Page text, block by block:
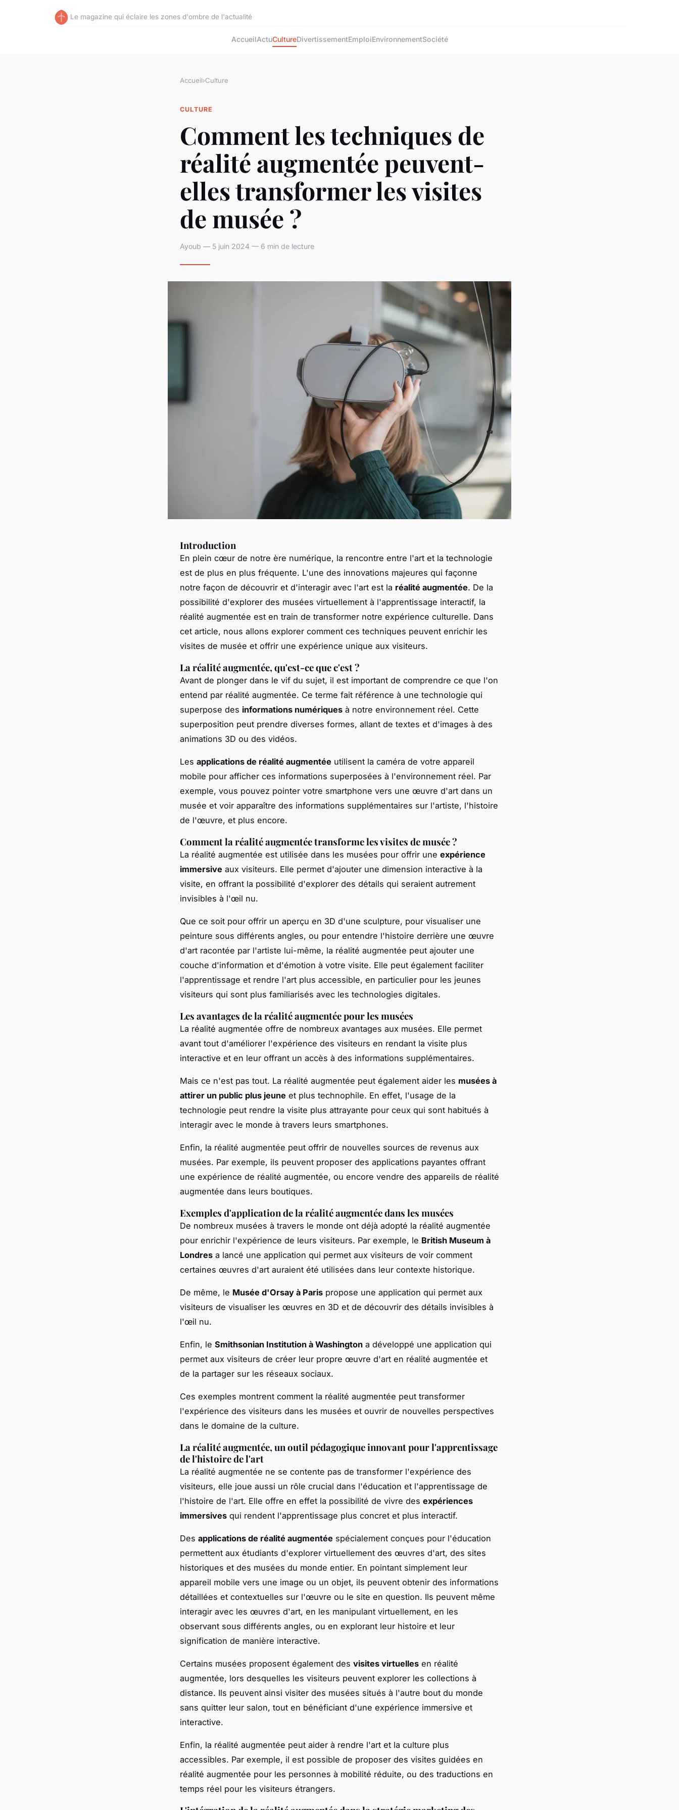
Le magazine qui éclaire les zones d'ombre de l'actualité
AccueilActuCultureDivertissementEmploiEnvironnementSociété
Accueil›Culture
CULTURE
Comment les techniques de
réalité augmentée peuvent-
elles transformer les visites
de musée ?
Ayoub — 5 juin 2024 — 6 min de lecture
Introduction
En plein cœur de notre ère numérique, la rencontre entre l'art et la technologie
est de plus en plus fréquente. L'une des innovations majeures qui façonne
notre façon de découvrir et d'interagir avec l'art est la réalité augmentée. De la
possibilité d'explorer des musées virtuellement à l'apprentissage interactif, la
réalité augmentée est en train de transformer notre expérience culturelle. Dans
cet article, nous allons explorer comment ces techniques peuvent enrichir les
visites de musée et offrir une expérience unique aux visiteurs.
La réalité augmentée, qu'est-ce que c'est ?
Avant de plonger dans le vif du sujet, il est important de comprendre ce que l'on
entend par réalité augmentée. Ce terme fait référence à une technologie qui
superpose des informations numériques à notre environnement réel. Cette
superposition peut prendre diverses formes, allant de textes et d'images à des
animations 3D ou des vidéos.
Les applications de réalité augmentée utilisent la caméra de votre appareil
mobile pour afficher ces informations superposées à l'environnement réel. Par
exemple, vous pouvez pointer votre smartphone vers une œuvre d'art dans un
musée et voir apparaître des informations supplémentaires sur l'artiste, l'histoire
de l'œuvre, et plus encore.
Comment la réalité augmentée transforme les visites de musée ?
La réalité augmentée est utilisée dans les musées pour offrir une expérience
immersive aux visiteurs. Elle permet d'ajouter une dimension interactive à la
visite, en offrant la possibilité d'explorer des détails qui seraient autrement
invisibles à l'œil nu.
Que ce soit pour offrir un aperçu en 3D d'une sculpture, pour visualiser une
peinture sous différents angles, ou pour entendre l'histoire derrière une œuvre
d'art racontée par l'artiste lui-même, la réalité augmentée peut ajouter une
couche d'information et d'émotion à votre visite. Elle peut également faciliter
l'apprentissage et rendre l'art plus accessible, en particulier pour les jeunes
visiteurs qui sont plus familiarisés avec les technologies digitales.
Les avantages de la réalité augmentée pour les musées
La réalité augmentée offre de nombreux avantages aux musées. Elle permet
avant tout d'améliorer l'expérience des visiteurs en rendant la visite plus
interactive et en leur offrant un accès à des informations supplémentaires.
Mais ce n'est pas tout. La réalité augmentée peut également aider les musées à
attirer un public plus jeune et plus technophile. En effet, l'usage de la
technologie peut rendre la visite plus attrayante pour ceux qui sont habitués à
interagir avec le monde à travers leurs smartphones.
Enfin, la réalité augmentée peut offrir de nouvelles sources de revenus aux
musées. Par exemple, ils peuvent proposer des applications payantes offrant
une expérience de réalité augmentée, ou encore vendre des appareils de réalité
augmentée dans leurs boutiques.
Exemples d'application de la réalité augmentée dans les musées
De nombreux musées à travers le monde ont déjà adopté la réalité augmentée
pour enrichir l'expérience de leurs visiteurs. Par exemple, le British Museum à
Londres a lancé une application qui permet aux visiteurs de voir comment
certaines œuvres d'art auraient été utilisées dans leur contexte historique.
De même, le Musée d'Orsay à Paris propose une application qui permet aux
visiteurs de visualiser les œuvres en 3D et de découvrir des détails invisibles à
l'œil nu.
Enfin, le Smithsonian Institution à Washington a développé une application qui
permet aux visiteurs de créer leur propre œuvre d'art en réalité augmentée et
de la partager sur les réseaux sociaux.
Ces exemples montrent comment la réalité augmentée peut transformer
l'expérience des visiteurs dans les musées et ouvrir de nouvelles perspectives
dans le domaine de la culture.
La réalité augmentée, un outil pédagogique innovant pour l'apprentissage
de l'histoire de l'art
La réalité augmentée ne se contente pas de transformer l'expérience des
visiteurs, elle joue aussi un rôle crucial dans l'éducation et l'apprentissage de
l'histoire de l'art. Elle offre en effet la possibilité de vivre des expériences
immersives qui rendent l'apprentissage plus concret et plus interactif.
Des applications de réalité augmentée spécialement conçues pour l'éducation
permettent aux étudiants d'explorer virtuellement des œuvres d'art, des sites
historiques et des musées du monde entier. En pointant simplement leur
appareil mobile vers une image ou un objet, ils peuvent obtenir des informations
détaillées et contextuelles sur l'œuvre ou le site en question. Ils peuvent même
interagir avec les œuvres d'art, en les manipulant virtuellement, en les
observant sous différents angles, ou en explorant leur histoire et leur
signification de manière interactive.
Certains musées proposent également des visites virtuelles en réalité
augmentée, lors desquelles les visiteurs peuvent explorer les collections à
distance. Ils peuvent ainsi visiter des musées situés à l'autre bout du monde
sans quitter leur salon, tout en bénéficiant d'une expérience immersive et
interactive.
Enfin, la réalité augmentée peut aider à rendre l'art et la culture plus
accessibles. Par exemple, il est possible de proposer des visites guidées en
réalité augmentée pour les personnes à mobilité réduite, ou des traductions en
temps réel pour les visiteurs étrangers.